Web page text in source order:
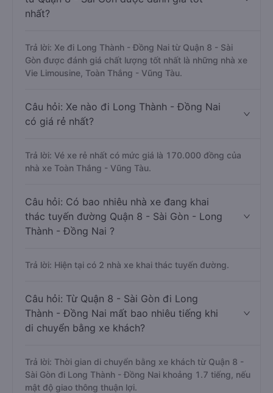
nhất?
Trả lời: Xe đi Long Thành - Đồng Nai từ Quận 8 - Sài
Gòn được đánh giá chất lượng tốt nhất là những nhà xe
Vie Limousine, Toàn Thắng - Vũng Tàu.
Câu hỏi: Xe nào đi Long Thành - Đồng Nai
có giá rẻ nhất?
Trả lời: Vé xe rẻ nhất có mức giá là 170.000 đồng của
nhà xe Toàn Thắng - Vũng Tàu.
Câu hỏi: Có bao nhiêu nhà xe đang khai
thác tuyến đường Quận 8 - Sài Gòn - Long
Thành - Đồng Nai ?
Trả lời: Hiện tại có 2 nhà xe khai thác tuyến đường.
Câu hỏi: Từ Quận 8 - Sài Gòn đi Long
Thành - Đồng Nai mất bao nhiêu tiếng khi
di chuyển bằng xe khách?
Trả lời: Thời gian di chuyển bằng xe khách từ Quận 8 -
Sài Gòn đi Long Thành - Đồng Nai khoảng 1.7 tiếng, nếu
mật độ giao thông thuận lợi.